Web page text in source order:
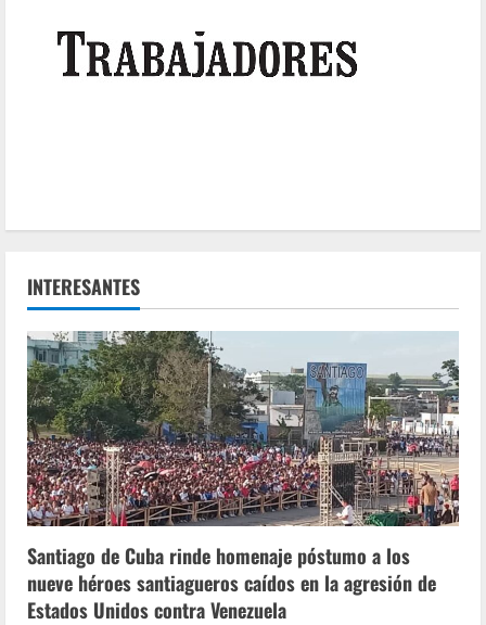
INTERESANTES
Santiago de Cuba rinde homenaje póstumo a los
nueve héroes santiagueros caídos en la agresión de
Estados Unidos contra Venezuela